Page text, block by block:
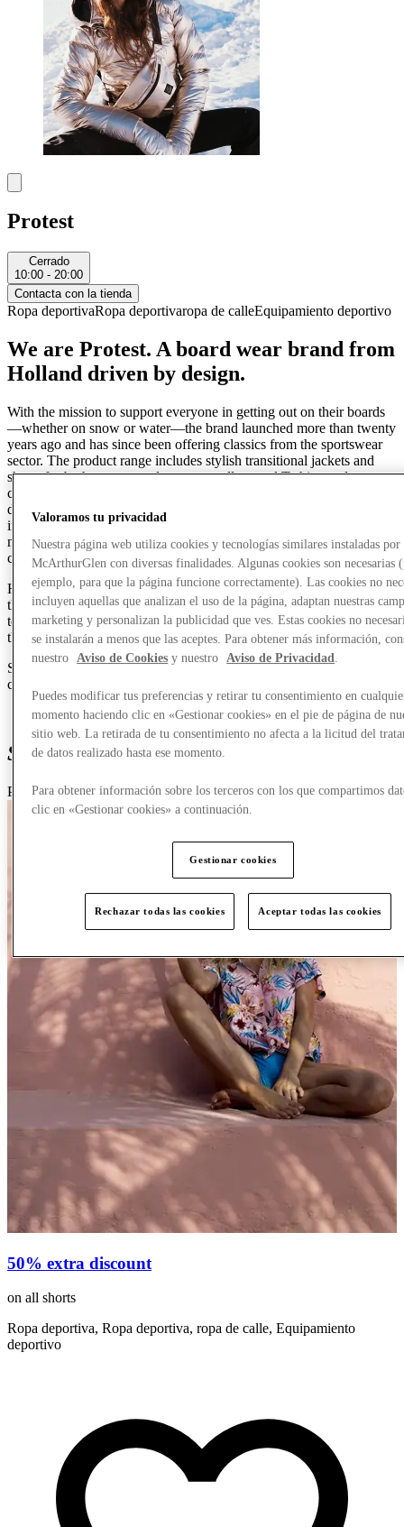
Protest
Cerrado
10:00 - 20:00
Contacta con la tienda
Ropa deportivaRopa deportivaropa de calleEquipamiento deportivo
We are Protest. A board wear brand from
Holland driven by design.
With the mission to support everyone in getting out on their boards
—whether on snow or water—the brand launched more than twenty
years ago and has since been offering classics from the sportswear
sector. The product range includes stylish transitional jackets and
shorts for both women and men, as well as cool T-shirts and
comfortable sweaters in fashionable colors. Thanks to a team of six
designers with international experience in the sports and fashion
industry, Protest offers an optimal selection for every individual
need. The focus is always on the combination of technology and
current fashion trends.
High-quality materials, waterproof and breathable fabrics, as well as
the use of new production methods and innovations in fabric
technology, enable Protest to consistently equip its customers with
the right clothing.
Small details such as zippers, appliqués, and various washes
complete the look.
Special offersfrom Protest
Protest
50% extra discount
on all shorts
Ropa deportiva, Ropa deportiva, ropa de calle, Equipamiento
deportivo
Valoramos tu privacidad
Nuestra página web utiliza cookies y tecnologías similares instaladas por
McArthurGlen con diversas finalidades. Algunas cookies son necesarias
ejemplo, para que la página funcione correctamente). Las cookies no
incluyen aquellas que analizan el uso de la página, adaptan nuestras
marketing y personalizan la publicidad que ves. Estas cookies no
se instalarán a menos que las aceptes. Para obtener más información,
nuestro
Aviso de Cookies y nuestro Aviso de Privacidad.
Puedes modificar tus preferencias y retirar tu consentimiento en
momento haciendo clic en «Gestionar cookies» en el pie de página de
sitio web. La retirada de tu consentimiento no afecta a la licitud del
de datos realizado hasta ese momento.
Para obtener información sobre los terceros con los que compartimos
clic en «Gestionar cookies» a continuación.
Gestionar cookies
Rechazar todas las cookies Aceptar todas las cookies